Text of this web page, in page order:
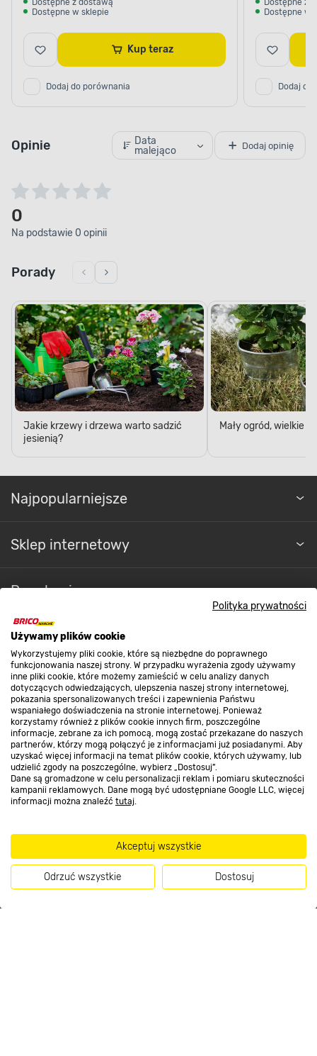
Polityka prywatności
Używamy plików cookie
Wykorzystujemy pliki cookie, które są niezbędne do poprawnego
funkcjonowania naszej strony. W przypadku wyrażenia zgody używamy
inne pliki cookie, które możemy zamieścić w celu analizy danych
dotyczących odwiedzających, ulepszenia naszej strony internetowej,
pokazania spersonalizowanych treści i zapewnienia Państwu
wspaniałego doświadczenia na stronie internetowej. Ponieważ
korzystamy również z plików cookie innych firm, poszczególne
informacje, zebrane za ich pomocą, mogą zostać przekazane do naszych
partnerów, którzy mogą połączyć je z informacjami już posiadanymi. Aby
uzyskać więcej informacji na temat plików cookie, których używamy, lub
udzielić zgody na poszczególne, wybierz „Dostosuj”.
Dane są gromadzone w celu personalizacji reklam i pomiaru skuteczności
kampanii reklamowych. Dane mogą być udostępniane Google LLC, więcej
informacji można znaleźć tutaj.
Akceptuj wszystkie
Odrzuć wszystkie Dostosuj
Dostępne z dostawą
Dostępne w sklepie
Kup teraz
Dodaj do porównania
Dostępne z
Dostępne w
Dodaj do
Opinie
Data
malejąco
Dodaj opinię
0
Na podstawie 0 opinii
Porady
Jakie krzewy i drzewa warto sadzić
jesienią?
Mały ogród, wielkie
Najpopularniejsze
Sklep internetowy
Regulaminy
Promocje
Nasze sklepy
O nas
Kontakt do sklepu
Dołącz do nas